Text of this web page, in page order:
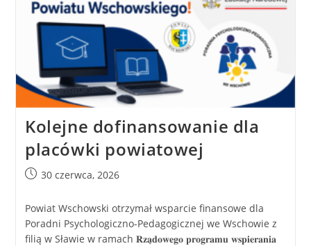
Kolejne dofinansowanie dla
placówki powiatowej
30 czerwca, 2026
Powiat Wschowski otrzymał wsparcie finansowe dla
Poradni Psychologiczno-Pedagogicznej we Wschowie z
filią w Sławie w ramach 𝐑𝐳𝐚̨𝐝𝐨𝐰𝐞𝐠𝐨 𝐩𝐫𝐨𝐠𝐫𝐚𝐦𝐮 𝐰𝐬𝐩𝐢𝐞𝐫𝐚𝐧𝐢𝐚